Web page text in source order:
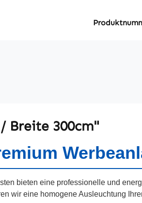
Breite 300cm"
bieten eine professionelle und
wir eine homogene Ausleuchtung